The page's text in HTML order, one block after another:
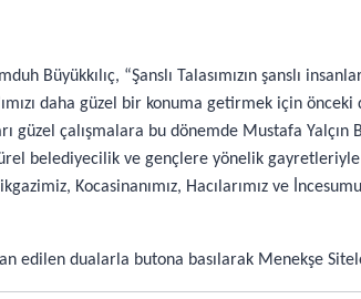
Büyükkılıç, “Şanslı Talasımızın şanslı
daha güzel bir konuma getirmek için
güzel çalışmalara bu dönemde Mustafa
belediyecilik ve gençlere yönelik
Kocasinanımız, Hacılarımız ve
edilen dualarla butona basılarak Menekşe